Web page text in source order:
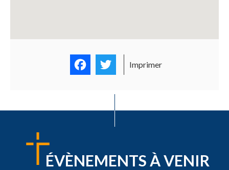
FacebookTwitter
Imprimer
ÉVÈNEMENTS À VENIR